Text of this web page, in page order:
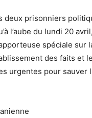
deux prisonniers
l’aube du lundi 20
spéciale sur
des faits et
urgentes pour sauver